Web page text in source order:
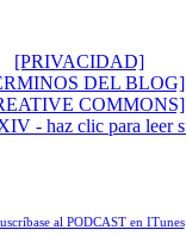
[PRIVACIDAD]
DEL BLOG]
COMMONS]